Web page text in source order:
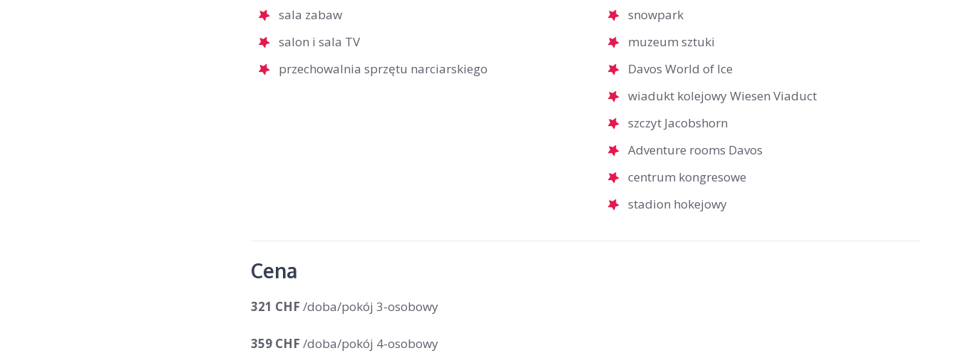
sala zabaw
salon i sala TV
przechowalnia sprzętu narciarskiego
snowpark
muzeum sztuki
Davos World of Ice
wiadukt kolejowy Wiesen Viaduct
szczyt Jacobshorn
Adventure rooms Davos
centrum kongresowe
stadion hokejowy
Cena
321 CHF /doba/pokój 3-osobowy
359 CHF /doba/pokój 4-osobowy